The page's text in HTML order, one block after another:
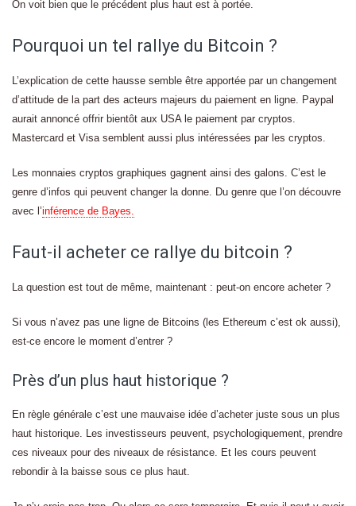
On voit bien que le précédent plus haut est à portée.
Pourquoi un tel rallye du Bitcoin ?
L’explication de cette hausse semble être apportée par un changement
d’attitude de la part des acteurs majeurs du paiement en ligne. Paypal
aurait annoncé offrir bientôt aux USA le paiement par cryptos.
Mastercard et Visa semblent aussi plus intéressées par les cryptos.
Les monnaies cryptos graphiques gagnent ainsi des galons. C’est le
genre d’infos qui peuvent changer la donne. Du genre que l’on découvre
avec l’inférence de Bayes.
Faut-il acheter ce rallye du bitcoin ?
La question est tout de même, maintenant : peut-on encore acheter ?
Si vous n’avez pas une ligne de Bitcoins (les Ethereum c’est ok aussi),
est-ce encore le moment d’entrer ?
Près d’un plus haut historique ?
En règle générale c’est une mauvaise idée d’acheter juste sous un plus
haut historique. Les investisseurs peuvent, psychologiquement, prendre
ces niveaux pour des niveaux de résistance. Et les cours peuvent
rebondir à la baisse sous ce plus haut.